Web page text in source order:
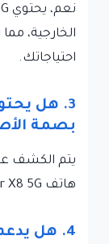
الخارجية،
احتياجاتك.
3. هل
بصمة
يتم الكشف
هاتف Honor X8 5G في المصادر المعتمدة.